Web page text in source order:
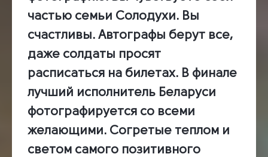
частью семьи Солодухи. Вы
счастливы. Автографы берут все,
даже солдаты просят
расписаться на билетах. В финале
лучший исполнитель Беларуси
фотографируется со всеми
желающими. Согретые теплом и
светом самого позитивного